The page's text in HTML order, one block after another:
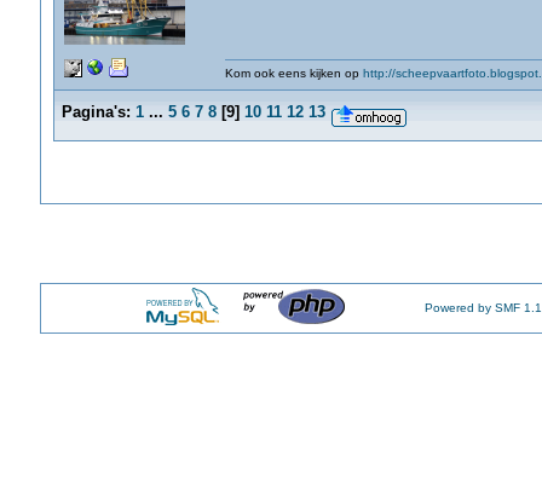
Kom ook eens kijken op http://
Pagina's: 1 ... 5 6 7 8[9] 10 11 12 13
Powered by SMF